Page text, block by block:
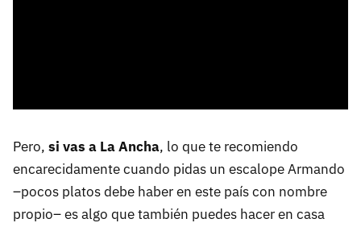
Pero, si vas a La Ancha, lo que te recomiendo
encarecidamente cuando pidas un escalope Armando
–pocos platos debe haber en este país con nombre
propio– es algo que también puedes hacer en casa